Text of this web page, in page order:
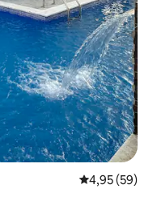
Gemiddelde
4,95 (59)